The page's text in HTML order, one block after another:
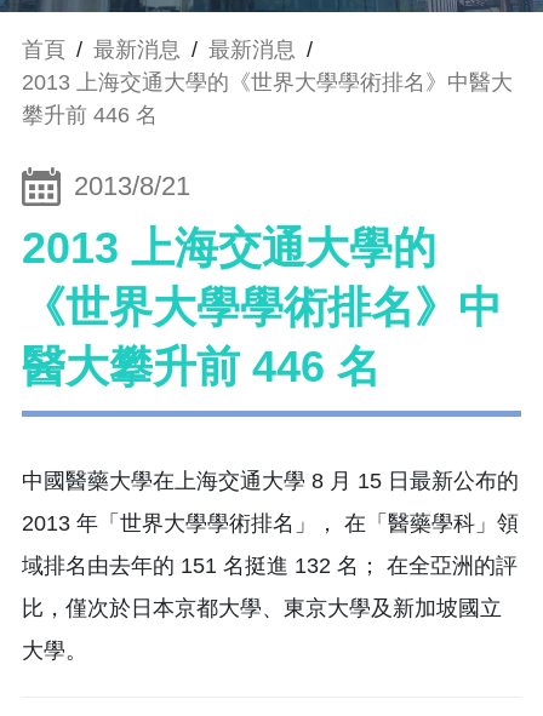
首頁 / 最新消息 / 最新消息 /
2013 上海交通大學的《世界大學學術排名》中醫大
攀升前 446 名
2013/8/21
2013 上海交通大學的
《世界大學學術排名》中
醫大攀升前 446 名
中國醫藥大學在上海交通大學 8 月 15 日最新公布的
2013 年「世界大學學術排名」， 在「醫藥學科」領
域排名由去年的 151 名挺進 132 名； 在全亞洲的評
比，僅次於日本京都大學、東京大學及新加坡國立
大學。